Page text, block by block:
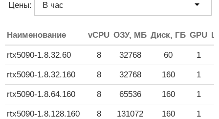
Цены:
Наименование vCPU ОЗУ, МБ Диск, ГБ GPU
rtx5090-1.8.32.60 8 32768 60 1
rtx5090-1.8.32.160 8 32768 160 1
rtx5090-1.8.64.160 8 65536 160 1
rtx5090-1.8.128.160 8 131072 160 1